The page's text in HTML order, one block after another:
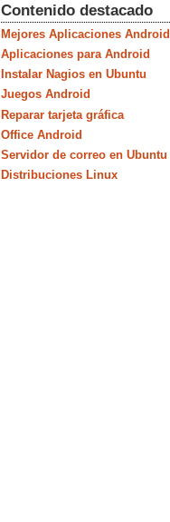
Contenido destacado
Mejores Aplicaciones Android
Aplicaciones para Android
Instalar Nagios en Ubuntu
Juegos Android
Reparar tarjeta gráfica
Office Android
Servidor de correo en Ubuntu
Distribuciones Linux